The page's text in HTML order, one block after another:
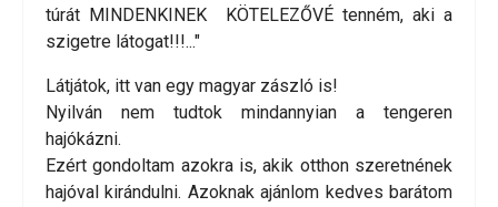
túrát MINDENKINEK KÖTELEZŐVÉ tenném, aki a
szigetre látogat!!!..."
Látjátok, itt van egy magyar zászló is!
Nyilván nem tudtok mindannyian a tengeren
hajókázni.
Ezért gondoltam azokra is, akik otthon szeretnének
hajóval kirándulni. Azoknak ajánlom kedves barátom